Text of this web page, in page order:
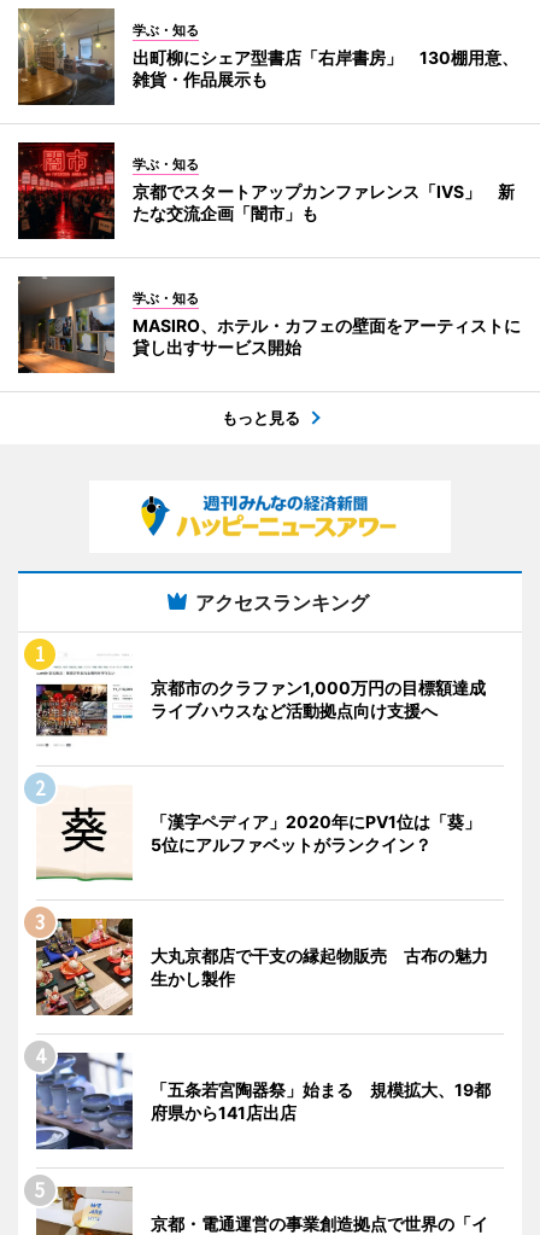
学ぶ・知る
出町柳にシェア型書店「右岸書房」 130棚用意、
雑貨・作品展示も
学ぶ・知る
京都でスタートアップカンファレンス「IVS」 新
たな交流企画「闇市」も
学ぶ・知る
MASIRO、ホテル・カフェの壁面をアーティストに
貸し出すサービス開始
もっと見る
アクセスランキング
京都市のクラファン1,000万円の目標額達成
ライブハウスなど活動拠点向け支援へ
「漢字ペディア」2020年にPV1位は「葵」
5位にアルファベットがランクイン？
大丸京都店で干支の縁起物販売 古布の魅力
生かし製作
「五条若宮陶器祭」始まる 規模拡大、19都
府県から141店出店
京都・電通運営の事業創造拠点で世界の「イ